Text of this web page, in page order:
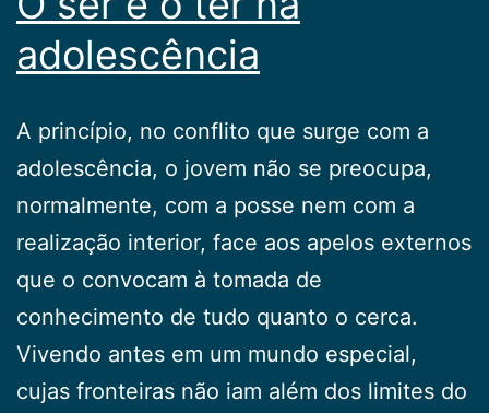
adolescência
A princípio, no conflito que surge com a
adolescência, o jovem não se preocupa,
normalmente, com a posse nem com a
realização interior, face aos apelos externos
que o convocam à tomada de
conhecimento de tudo quanto o cerca.
Vivendo antes em um mundo especial,
cujas fronteiras não iam além dos limites do